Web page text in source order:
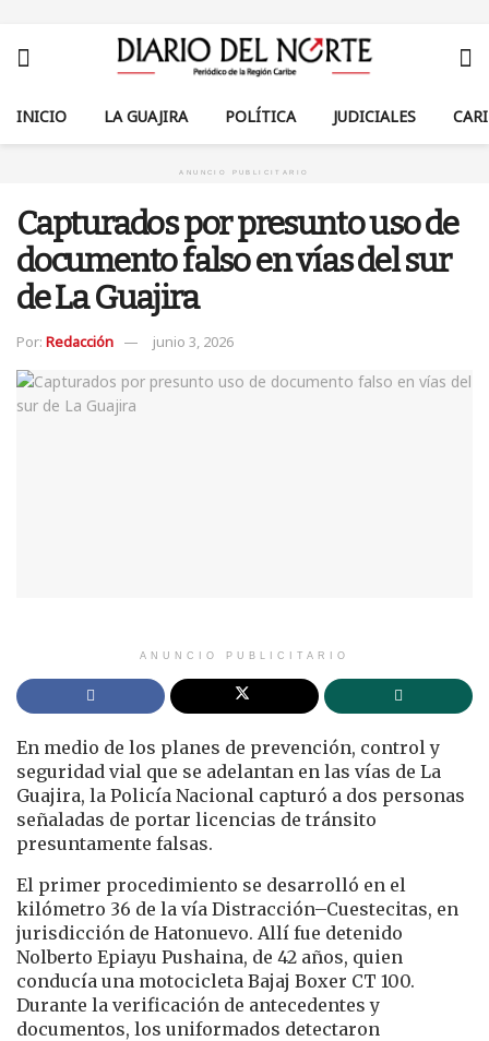
INICIO LA GUAJIRA POLÍTICA JUDICIALES
ANUNCIO PUBLICITARIO
Capturados por presunto uso de
documento falso en vías del sur
de La Guajira
Por: Redacción junio 3, 2026
ANUNCIO PUBLICITARIO
En medio de los planes de prevención, control y
seguridad vial que se adelantan en las vías de La
Guajira, la Policía Nacional capturó a dos personas
señaladas de portar licencias de tránsito
presuntamente falsas.
El primer procedimiento se desarrolló en el
kilómetro 36 de la vía Distracción–Cuestecitas, en
jurisdicción de Hatonuevo. Allí fue detenido
Nolberto Epiayu Pushaina, de 42 años, quien
conducía una motocicleta Bajaj Boxer CT 100.
Durante la verificación de antecedentes y
documentos, los uniformados detectaron